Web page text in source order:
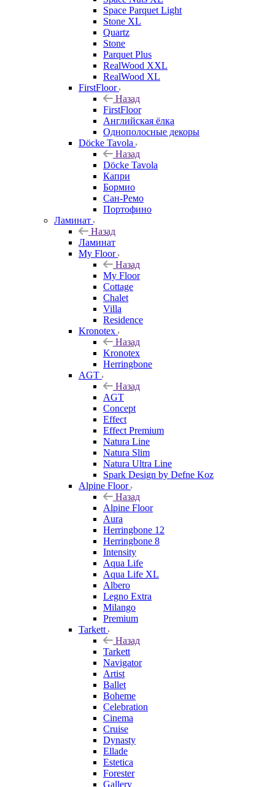
Space Parquet Light
Stone XL
Quartz
Stone
Parquet Plus
RealWood XXL
RealWood XL
FirstFloor
Назад
FirstFloor
Английская ёлка
Однополосные декоры
Döcke Tavola
Назад
Döcke Tavola
Капри
Бормио
Сан-Ремо
Портофино
Ламинат
Назад
Ламинат
My Floor
Назад
My Floor
Cottage
Chalet
Villa
Residence
Kronotex
Назад
Kronotex
Herringbone
AGT
Назад
AGT
Concept
Effect
Effect Premium
Natura Line
Natura Slim
Natura Ultra Line
Spark Design by Defne Koz
Alpine Floor
Назад
Alpine Floor
Aura
Herringbone 12
Herringbone 8
Intensity
Aqua Life
Aqua Life XL
Albero
Legno Extra
Milango
Premium
Tarkett
Назад
Tarkett
Navigator
Artist
Ballet
Boheme
Celebration
Cinema
Cruise
Dynasty
Ellade
Estetica
Forester
Gallery